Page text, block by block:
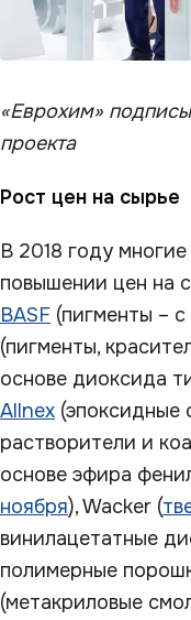
«Еврохим»
проекта
Рост цен на сырье
В 2018 году
повышении цен на
BASF (пигменты –
(пигменты,
основе диоксида
Allnex (эпоксидные
растворители и
основе эфира
ноября), Wacker (
винилацетатные
полимерные
(метакриловые